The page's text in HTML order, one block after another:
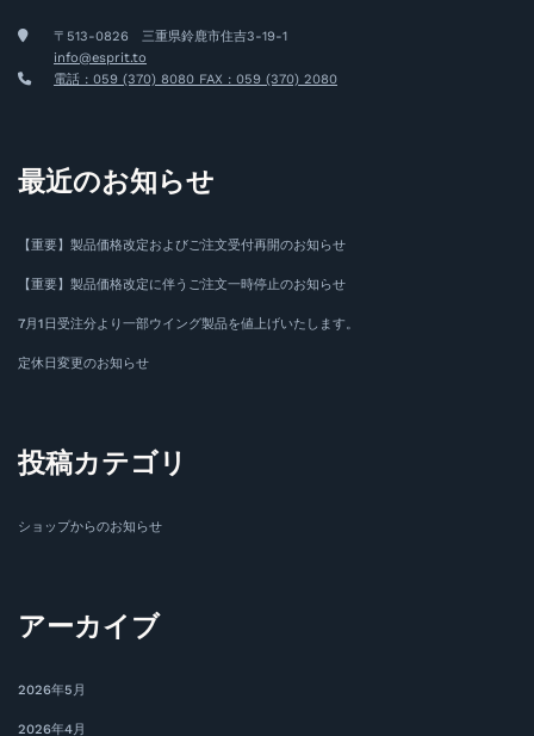
〒513-0826 三重県鈴鹿市住吉3-19-1
info@esprit.to
電話 : 059 (370) 8080 FAX : 059 (370) 2080
最近のお知らせ
【重要】製品価格改定およびご注文受付再開のお知らせ
【重要】製品価格改定に伴うご注文一時停止のお知らせ
7月1日受注分より一部ウイング製品を値上げいたします。
定休日変更のお知らせ
投稿カテゴリ
ショップからのお知らせ
アーカイブ
2026年5月
2026年4月